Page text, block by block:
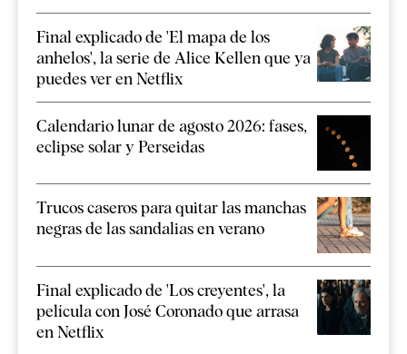
Final explicado de 'El mapa de los
anhelos', la serie de Alice Kellen que ya
puedes ver en Netflix
Calendario lunar de agosto 2026: fases,
eclipse solar y Perseidas
Trucos caseros para quitar las manchas
negras de las sandalias en verano
Final explicado de 'Los creyentes', la
película con José Coronado que arrasa
en Netflix